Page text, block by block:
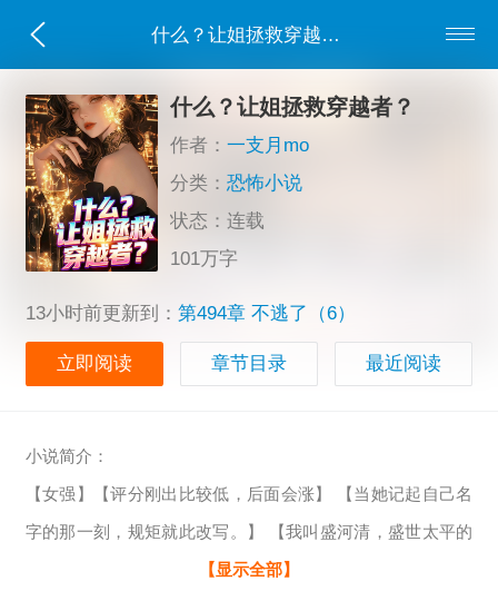
什么？让姐拯救穿越者？
什么？让姐拯救穿越者？
作者：一支月mo
分类：恐怖小说
状态：连载
101万字
13小时前更新到： 第494章 不逃了（6）
立即阅读 章节目录 最近阅读
小说简介：
【女强】【评分刚出比较低，后面会涨】 【当她记起自己名
字的那一刻，规矩就此改写。】 【我叫盛河清，盛世太平的
盛，海晏河清的河清。】 流亡异世的穿越者们，加入国家队
【显示全部】